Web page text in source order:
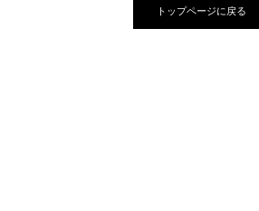
トップページに戻る